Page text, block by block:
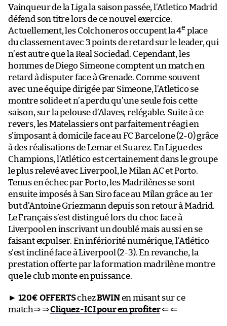
Vainqueur de la Liga la saison passée, l’Atletico Madrid
défend son titre lors de ce nouvel exercice.
Actuellement, les Colchoneros occupent la 4e place
du classement avec 3 points de retard sur le leader, qui
n’est autre que la Real Sociedad. Cependant, les
hommes de Diego Simeone comptent un match en
retard à disputer face à Grenade. Comme souvent
avec une équipe dirigée par Simeone, l’Atletico se
montre solide et n’a perdu qu’une seule fois cette
saison, sur la pelouse d’Alaves, relégable. Suite à ce
revers, les Matelassiers ont parfaitement réagi en
s’imposant à domicile face au FC Barcelone (2-0) grâce
à des réalisations de Lemar et Suarez. En Ligue des
Champions, l’Atlético est certainement dans le groupe
le plus relevé avec Liverpool, le Milan AC et Porto.
Tenus en échec par Porto, les Madrilènes se sont
ensuite imposés à San Siro face au Milan grâce au 1er
but d’Antoine Griezmann depuis son retour à Madrid.
Le Français s’est distingué lors du choc face à
Liverpool en inscrivant un doublé mais aussi en se
faisant expulser. En infériorité numérique, l’Atlético
s’est incliné face à Liverpool (2-3). En revanche, la
prestation offerte par la formation madrilène montre
que le club monte en puissance.
► 120€ OFFERTSchezBWINen misant sur ce
match⇒ ⇒Cliquez-ICI pour en profiter⇐ ⇐